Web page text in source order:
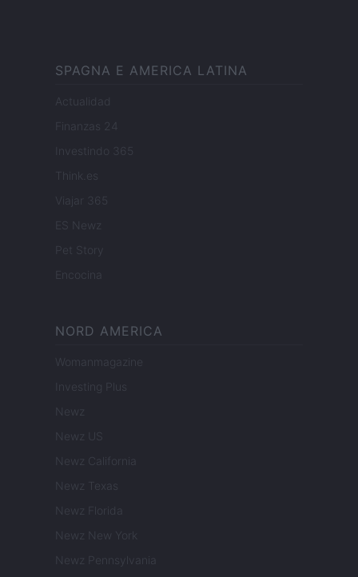
SPAGNA E AMERICA LATINA
Actualidad
Finanzas 24
Investindo 365
Think.es
Viajar 365
ES Newz
Pet Story
Encocina
NORD AMERICA
Womanmagazine
Investing Plus
Newz
Newz US
Newz California
Newz Texas
Newz Florida
Newz New York
Newz Pennsylvania